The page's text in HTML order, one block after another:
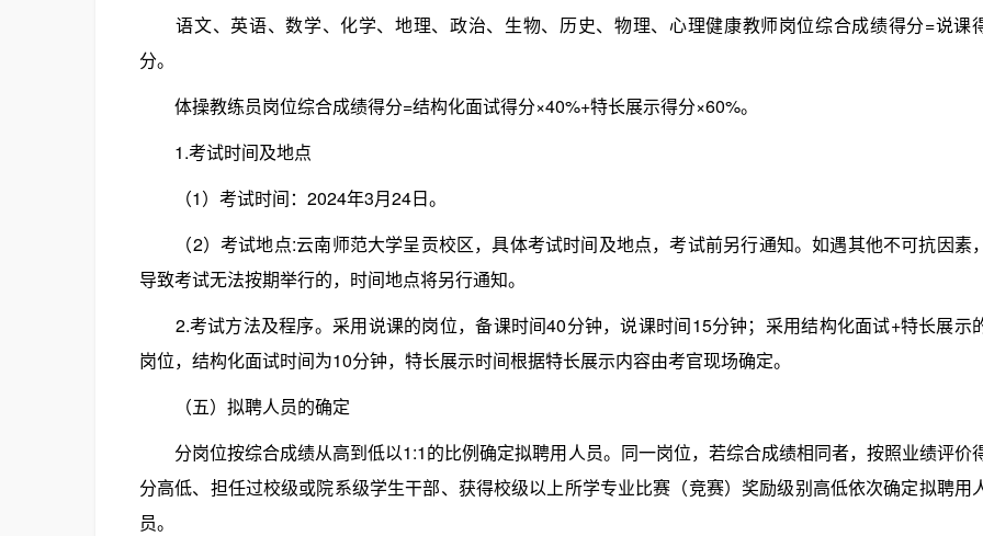
语文、英语、数学、化学、地理、政治、生物、历史、物理、心理健康教师岗位综合成绩得分=说课
分。
体操教练员岗位综合成绩得分=结构化面试得分×40%+特长展示得分×60%。
1.考试时间及地点
（1）考试时间：2024年3月24日。
（2）考试地点:云南师范大学呈贡校区，具体考试时间及地点，考试前另行通知。如遇其他不可抗因素，
导致考试无法按期举行的，时间地点将另行通知。
2.考试方法及程序。采用说课的岗位，备课时间40分钟，说课时间15分钟；采用结构化面试+特长展示
岗位，结构化面试时间为10分钟，特长展示时间根据特长展示内容由考官现场确定。
（五）拟聘人员的确定
分岗位按综合成绩从高到低以1:1的比例确定拟聘用人员。同一岗位，若综合成绩相同者，按照业绩评价
分高低、担任过校级或院系级学生干部、获得校级以上所学专业比赛（竞赛）奖励级别高低依次确定拟聘用
员。